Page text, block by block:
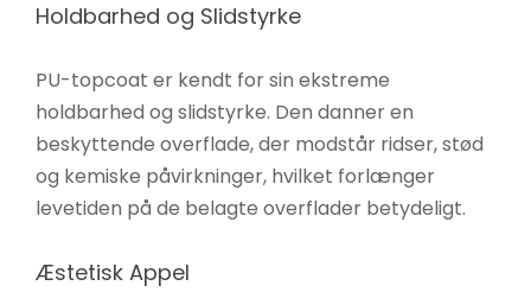
Holdbarhed og Slidstyrke
PU-topcoat er kendt for sin ekstreme
holdbarhed og slidstyrke. Den danner en
beskyttende overflade, der modstår ridser, stød
og kemiske påvirkninger, hvilket forlænger
levetiden på de belagte overflader betydeligt.
Æstetisk Appel